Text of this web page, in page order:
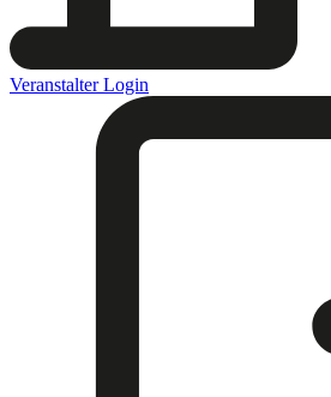
Veranstalter Login